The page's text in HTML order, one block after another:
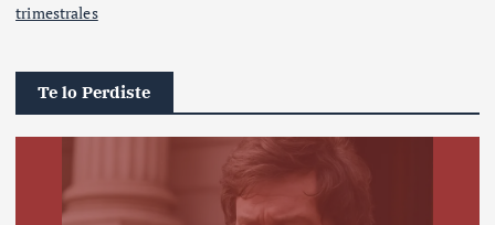
trimestrales
Te lo Perdiste